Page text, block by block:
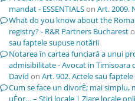
mandat - ESSENTIALSon Art. 2009.
What do you know about the
registry? - R&R Partners Bucharest
sau faptele supuse notării
Notarea în cartea funciară a unui
admisibilitate - Avocat in Timisoara
David on Art. 902. Actele sau
Cum se face un divorÈ; mai simplu,